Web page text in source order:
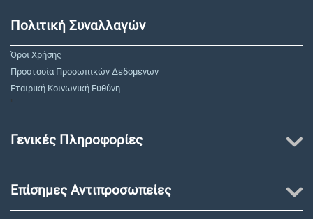
Πολιτική Συναλλαγών
Όροι Χρήσης
Προστασία Προσωπικών Δεδομένων
Εταιρική Κοινωνική Ευθύνη
"
Γενικές Πληροφορίες
Επίσημες Αντιπροσωπείες